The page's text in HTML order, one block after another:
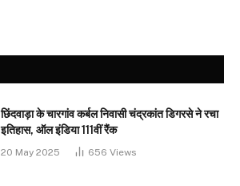
छिंदवाड़ा के चारगांव कर्बल निवासी चंद्रकांत डिगरसे ने रचा
इतिहास, ऑल इंडिया 111वीं रैंक
20 May 2025 656 Views